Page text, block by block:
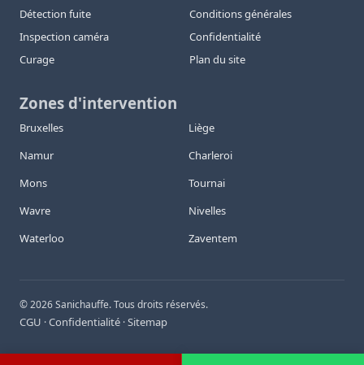
Détection fuite
Inspection caméra
Curage
Conditions générales
Confidentialité
Plan du site
Zones d'intervention
Bruxelles
Liège
Namur
Charleroi
Mons
Tournai
Wavre
Nivelles
Waterloo
Zaventem
©2026Sanichauffe. Tous droits réservés.
CGU ·Confidentialité ·Sitemap